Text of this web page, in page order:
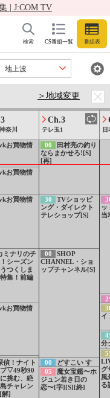
| J:COM TV
CS番組一覧 番組表
検索
地上波
＞地域変更
奈川
Ch.3
テレ玉1
LOVEかわさ
知らぬ川
〜カワサ
ア〜
イ・ストー
お買物情
お買物情
お買物情
ミナリのチ
シーズン
つくしま
集！前編
お買物情
偵！ナイト
▽49秒90
挑む、絶
チャレン
解]
ＴＶショッピ
ング・新甲賀漢方
テレビショッピン
グ[S]
30
中澤卓也と
ANTONIOの
45
さわやかショ
ッピング・ダイレ
クトテレショップ
[S]00
田村亮の釣り
ならまかせろ![S]
[再]
30
TVショッピ
ング・ダイレクト
テレショップ[S]
00
SHOP
CHANNEL・ショ
ップチャンネル[S]
00
どすこい す
しずもう[S][再]
05
魔女宝鑑〜ホ
ジュン若き日の
恋〜[字][S][終]
車
の
ム
バ
ッ
当
パ
に
ル
大
イ
分
[
グ
風
る